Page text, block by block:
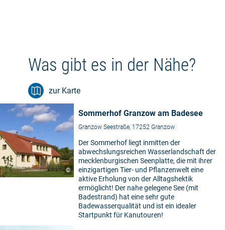
Was gibt es in der Nähe?
zur Karte
©
Sommerhof Granzow am Badesee
Granzow Seestraße, 17252 Granzow
Der Sommerhof liegt inmitten der
abwechslungsreichen Wasserlandschaft der
mecklenburgischen Seenplatte, die mit ihrer
einzigartigen Tier- und Pflanzenwelt eine
aktive Erholung von der Alltagshektik
ermöglicht! Der nahe gelegene See (mit
Badestrand) hat eine sehr gute
Badewasserqualität und ist ein idealer
Startpunkt für Kanutouren!